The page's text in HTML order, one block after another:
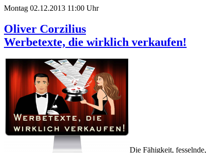
Montag 02.12.2013 11:00 Uhr
Oliver Corzilius
Werbetexte, die wirklich verkaufen!
Die Fähigkeit, fesselnde,